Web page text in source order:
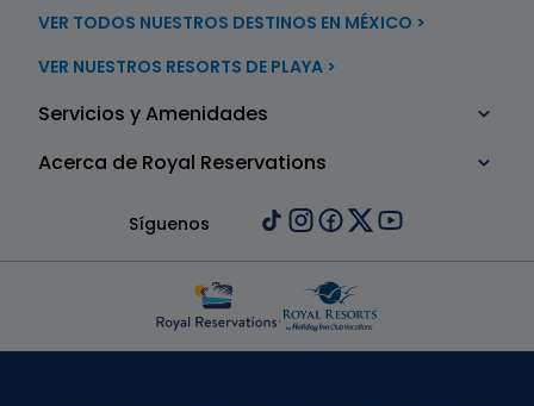
VER TODOS NUESTROS DESTINOS EN MÉXICO >
VER NUESTROS RESORTS DE PLAYA >
Servicios y Amenidades
Acerca de Royal Reservations
Síguenos